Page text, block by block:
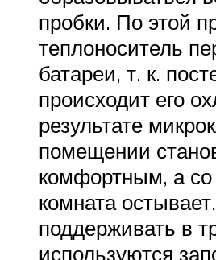
пробки. По этой
теплоноситель
батареи, т. к.
происходит его
результате
помещении
комфортным, а
комната
поддерживать в
используются